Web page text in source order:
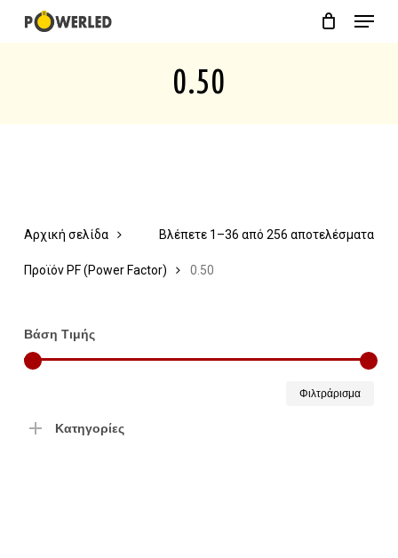
Menu
0.50
Βλέπετε 1–36 από 256 αποτελέσματα
Αρχική σελίδα
Προϊόν PF (Power Factor) 0.50
Βάση Τιμής
Φιλτράρισμα
Κατηγορίες